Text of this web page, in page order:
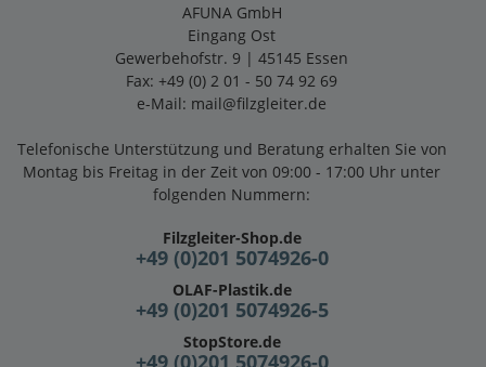
AFUNA GmbH
Eingang Ost
Gewerbehofstr. 9 | 45145 Essen
Fax: +49 (0) 2 01 - 50 74 92 69
e-Mail: mail@filzgleiter.de
Telefonische Unterstützung und Beratung erhalten Sie von
Montag bis Freitag in der Zeit von 09:00 - 17:00 Uhr unter
folgenden Nummern:
Filzgleiter-Shop.de
+49 (0)201 5074926-0
OLAF-Plastik.de
+49 (0)201 5074926-5
StopStore.de
+49 (0)201 5074926-0